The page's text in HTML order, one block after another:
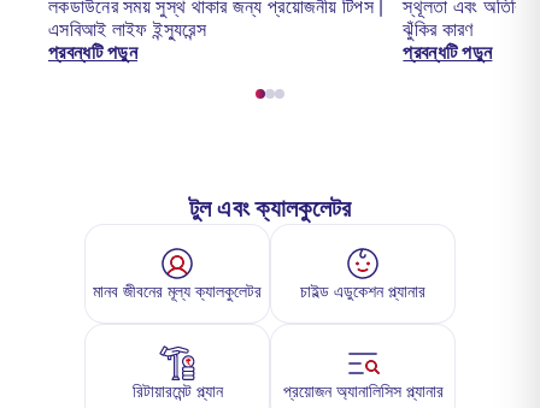
লকডাউনের সময় সুস্থ থাকার জন্য প্রয়োজনীয় টিপস |
এসবিআই লাইফ ইন্স্যুরেন্স
প্রবন্ধটি পড়ুন
স্থূলতা এবং
ঝুঁকির কারণ
প্রবন্ধটি পড়ুন
টুল এবং ক্যালকুলেটর
মানব জীবনের মূল্য ক্যালকুলেটর চাইল্ড এডুকেশন প্ল্যানার
রিটায়ারমেন্ট প্ল্যান প্রয়োজন অ্যানালিসিস প্ল্যানার